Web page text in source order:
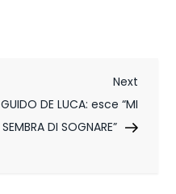
Next
Post
Next
GUIDO DE LUCA: esce “MI
SEMBRA DI SOGNARE”